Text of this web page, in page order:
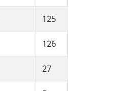
125
126
27